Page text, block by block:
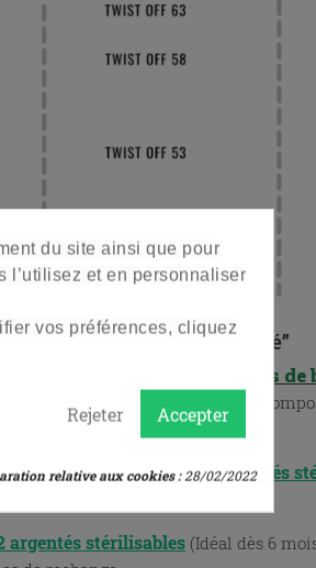
: “Cuisinez pour bébé”
conserver les petits plats de
un pack de démarrage évolutif
leurs 12couvercles TO 63 argentés
argentés stérilisables (Idéal dès 6
du site ainsi que pour
l’utilisez et en personnaliser
vos préférences, cliquez
Accepter
Rejeter
relative aux cookies :28/02/2022